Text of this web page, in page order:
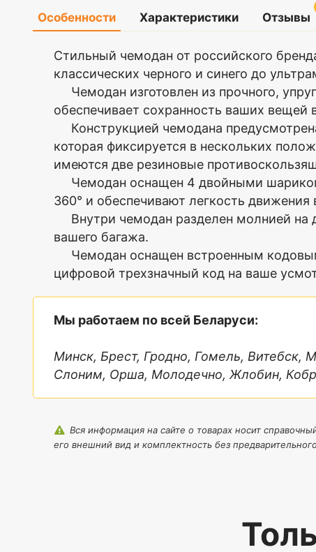
Особенности Характеристики Отзывы
Стильный чемодан от российского
классических черного и синего до
Чемодан изготовлен из прочного,
обеспечивает сохранность ваших вещей
Конструкцией чемодана
которая фиксируется в нескольких
имеются две резиновые
Чемодан оснащен 4 двойными
360° и обеспечивают легкость
Внутри чемодан разделен молнией на
вашего багажа.
Чемодан оснащен встроенным
цифровой трехзначный код на ваше
объема
Несъёмные,
4шт.
Размеры
колесами,
74х49х29(+4)
ЦветЧерный
(большой)
МодельPP23102
Диагональ,
дюйм
29
Гарантия,
мес.
24
4.5
Объем,100(110)
Материал/
Конструкция
Полиуретан,
шарикоподшипниковые,
Оставить
отзыв
Ваша
оценка
Ваше
имя
Комментарий
Политикой
конфиденциальности
данного сайта
Мы работаем по всей Беларуси:
Минск, Брест, Гродно, Гомель, Витебск,
Слоним, Орша, Молодечно, Жлобин,
Вся информация на сайте о товарах носит
его внешний вид и комплектность без